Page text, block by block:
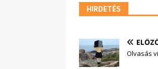
HIRDETÉS
Olvasás